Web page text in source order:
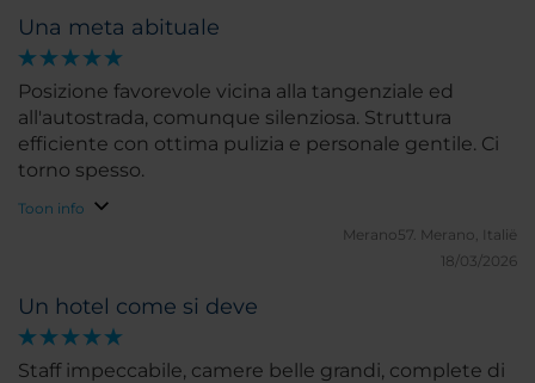
Una meta abituale
Posizione favorevole vicina alla tangenziale ed
all'autostrada, comunque silenziosa. Struttura
efficiente con ottima pulizia e personale gentile. Ci
torno spesso.
Toon info
Merano57. Merano, Italië
18/03/2026
Un hotel come si deve
Staff impeccabile, camere belle grandi, complete di